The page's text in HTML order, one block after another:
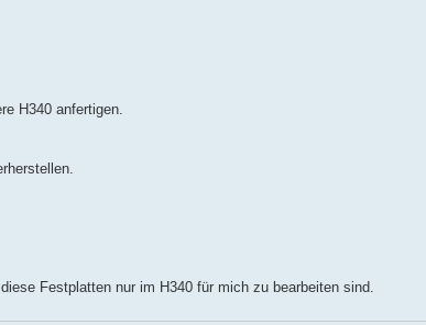
H340 anfertigen.
Festplatten nur im H340 für mich zu bearbeiten sind.